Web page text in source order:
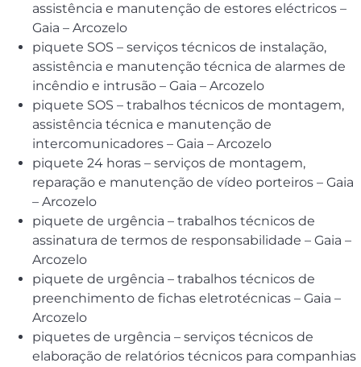
assistência e manutenção de estores eléctricos –
Gaia – Arcozelo
piquete SOS – serviços técnicos de instalação,
assistência e manutenção técnica de alarmes de
incêndio e intrusão – Gaia – Arcozelo
piquete SOS – trabalhos técnicos de montagem,
assistência técnica e manutenção de
intercomunicadores – Gaia – Arcozelo
piquete 24 horas – serviços de montagem,
reparação e manutenção de vídeo porteiros – Gaia
– Arcozelo
piquete de urgência – trabalhos técnicos de
assinatura de termos de responsabilidade – Gaia –
Arcozelo
piquete de urgência – trabalhos técnicos de
preenchimento de fichas eletrotécnicas – Gaia –
Arcozelo
piquetes de urgência – serviços técnicos de
elaboração de relatórios técnicos para companhias